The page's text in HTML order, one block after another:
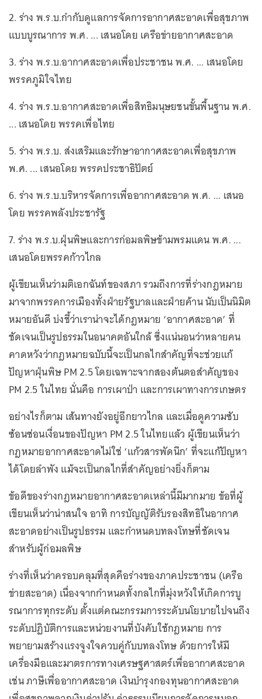
2. ร่าง พ.ร.บ.กำกับดูแลการจัดการอากาศสะอาดเพื่อสุขภาพ
แบบบูรณาการ พ.ศ. ... เสนอโดย เครือข่ายอากาศสะอาด
3. ร่าง พ.ร.บ.อากาศสะอาดเพื่อประชาชน พ.ศ. ... เสนอโดย
พรรคภูมิใจไทย
4. ร่าง พ.ร.บ.อากาศสะอาดเพื่อสิทธิมนุษยชนขั้นพื้นฐาน พ.ศ.
... เสนอโดย พรรคเพื่อไทย
5. ร่าง พ.ร.บ. ส่งเสริมและรักษาอากาศสะอาดเพื่อสุขภาพ
พ.ศ. ... เสนอโดย พรรคประชาธิปัตย์
6. ร่าง พ.ร.บ.บริหารจัดการเพื่ออากาศสะอาด พ.ศ. ... เสนอ
โดย พรรคพลังประชารัฐ
7. ร่าง พ.ร.บ.ฝุ่นพิษและการก่อมลพิษข้ามพรมแดน พ.ศ. ...
เสนอโดยพรรคก้าวไกล
ผู้เขียนเห็นว่ามติเอกฉันท์ของสภา รวมถึงการที่ร่างกฎหมาย
มาจากพรรคการเมืองทั้งฝ่ายรัฐบาลและฝ่ายค้าน นับเป็นนิมิต
หมายอันดี บ่งชี้ว่าเราน่าจะได้กฎหมาย ‘อากาศสะอาด’ ที่
ชัดเจนเป็นรูปธรรมในอนาคตอันใกล้ ซึ่งแน่นอนว่าหลายคน
คาดหวังว่ากฎหมายฉบับนี้จะเป็นกลไกสำคัญที่จะช่วยแก้
ปัญหาฝุ่นพิษ PM 2.5 โดยเฉพาะจากสองต้นตอสำคัญของ
PM 2.5 ในไทย นั่นคือ การเผาป่า และการเผาทางการเกษตร
อย่างไรก็ตาม เส้นทางยังอยู่อีกยาวไกล และเมื่อดูความซับ
ซ้อนซ่อนเงื่อนของปัญหา PM 2.5 ในไทยแล้ว ผู้เขียนเห็นว่า
กฎหมายอากาศสะอาดไม่ใช่ ‘แก้วสารพัดนึก’ ที่จะแก้ปัญหา
ได้โดยลำพัง แม้จะเป็นกลไกที่สำคัญอย่างยิ่งก็ตาม
ข้อดีของร่างกฎหมายอากาศสะอาดเหล่านี้มีมากมาย ข้อที่ผู้
เขียนเห็นว่าน่าสนใจ อาทิ การบัญญัติรับรองสิทธิในอากาศ
สะอาดอย่างเป็นรูปธรรม และกำหนดบทลงโทษที่ชัดเจน
สำหรับผู้ก่อมลพิษ
ร่างที่เห็นว่าครอบคลุมที่สุดคือร่างของภาคประชาชน (เครือ
ข่ายสะอาด) เนื่องจากกำหนดทั้งกลไกที่มุ่งหวังให้เกิดการบู
รณาการทุกระดับ ตั้งแต่คณะกรรมการระดับนโยบายไปจนถึง
ระดับปฏิบัติการและหน่วยงานที่บังคับใช้กฎหมาย การ
พยายามสร้างแรงจูงใจควบคู่กับบทลงโทษ ด้วยการให้มี
เครื่องมือและมาตรการทางเศรษฐศาสตร์เพื่ออากาศสะอาด
เช่น ภาษีเพื่ออากาศสะอาด เงินบำรุงกองทุนอากาศสะอาด